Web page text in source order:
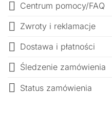
Centrum pomocy/FAQ
Zwroty i reklamacje
Dostawa i płatności
Śledzenie zamówienia
Status zamówienia